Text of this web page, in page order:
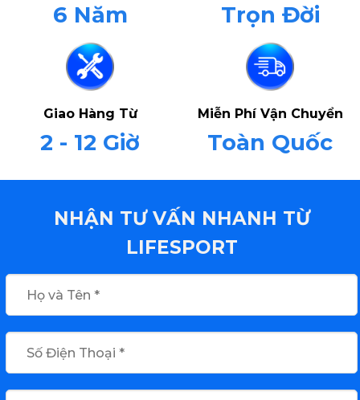
6 Năm Trọn Đời
Giao Hàng Từ
2 - 12 Giờ
Miễn Phí Vận Chuyển
Toàn Quốc
NHẬN TƯ VẤN NHANH TỪ
LIFESPORT